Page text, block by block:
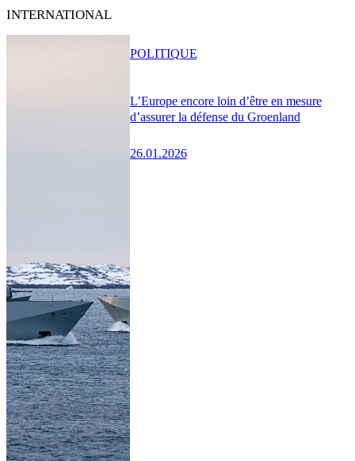
INTERNATIONAL
L’Europe encore loin d’être en mesure
d’assurer la défense du Groenland
26.01.2026
POLITIQUE